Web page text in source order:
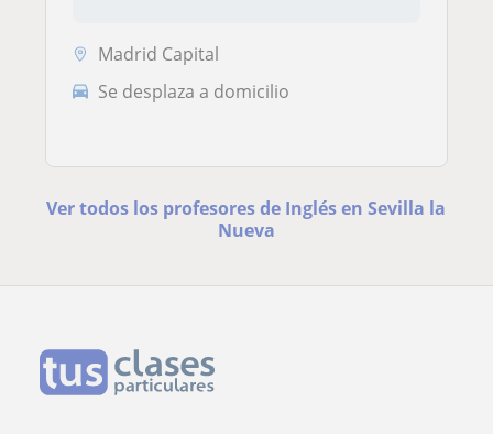
Madrid Capital
Se desplaza a domicilio
Ver todos los profesores de Inglés en Sevilla la
Nueva